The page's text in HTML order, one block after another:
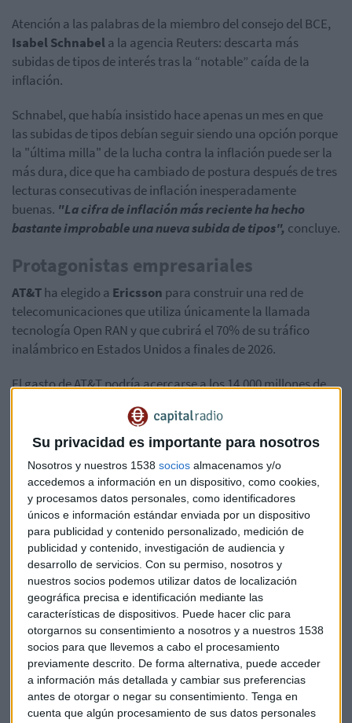
Su privacidad es importante para nosotros
Nosotros y nuestros 1538 socios almacenamos y/o
accedemos a información en un dispositivo, como cookies,
y procesamos datos personales, como identificadores
únicos e información estándar enviada por un dispositivo
para publicidad y contenido personalizado, medición de
publicidad y contenido, investigación de audiencia y
desarrollo de servicios. Con su permiso, nosotros y
nuestros socios podemos utilizar datos de localización
geográfica precisa e identificación mediante las
características de dispositivos. Puede hacer clic para
otorgarnos su consentimiento a nosotros y a nuestros 1538
socios para que llevemos a cabo el procesamiento
previamente descrito. De forma alternativa, puede acceder
a información más detallada y cambiar sus preferencias
antes de otorgar o negar su consentimiento. Tenga en
cuenta que algún procesamiento de sus datos personales
Atención a las palabras de la miembro del consejo del BCE,
Isabel Schnabela la agencia Reuters: descarta más
subidas de tipos de interés tras la “notable” caída de la
inflación.
Schnabel, que había insistido hace apenas un mes en que
las subidas de tipos debían seguir siendo una opción porque
la "última milla" de la lucha contra la inflación puede ser la
más dura, dice que ha cambiado de postura después de tres
lecturas consecutivas de inflación inesperadamente
buenas. "La cifra de inflación más reciente ha hecho
bastante improbable una nueva subida de tipos", concluye.
Protagonistas empresariales
AT&Tha elegido a Ericsson para construir una red de
telecomunicaciones que utiliza únicamente la llamada
tecnología Open RAN y que cubrirá el 70% de su tráfico
inalámbrico en Estados Unidos a finales de 2026.
El gasto de AT&T podría acercarse a los 14.000 millones de
dólares a lo largo de los cinco años de vigencia del contrato
Con la adjudicación del contrato Open RAN, Ericsson se
convertirá en el mayor proveedor de AT&T y se queda fuera
Nokia.
Los títulos de Ericsson abren con subidas de un 8% y
ese porcentaje es el que baja Nokia.
Iberdrolafirma una alianza con el grupo Masdar de
Emiratos Árabes para coinvertir 15.000 millones en eólica
marina e hidrógeno verde en Alemania, Reino Unido y EEUU.
DIAha vendido sus 1.000 tiendas de perfumerías Clarel al
grupo colombiano Trinity por 42,2 millones de euros.
Indrano descarta la venta de su filial de tecnologías de